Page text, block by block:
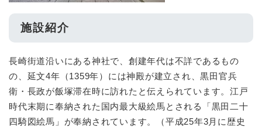
施設紹介
長崎街道沿いにある神社で、創建年代は不詳であるもの
の、延文4年（1359年）には神殿が建立され、黒田官兵
衛・長政が飯塚滞在時に訪れたと伝えられています。江戸
時代末期に奉納された国内最大級絵馬とされる「黒田二十
四騎図絵馬」が奉納されています。（平成25年3月に歴史